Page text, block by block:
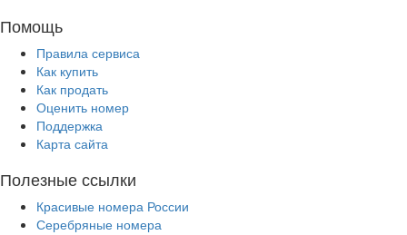
Помощь
Правила сервиса
Как купить
Как продать
Оценить номер
Поддержка
Карта сайта
Полезные ссылки
Красивые номера России
Серебряные номера